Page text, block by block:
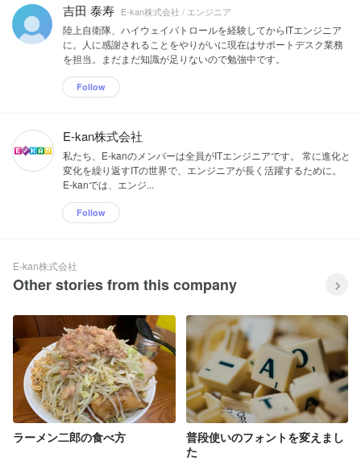
吉田 泰寿 E-kan株式会社 / エンジニア
陸上自衛隊、ハイウェイパトロールを経験してからITエンジニア
に。人に感謝されることをやりがいに現在はサポートデスク業務
を担当。まだまだ知識が足りないので勉強中です。
Follow
E-kan株式会社
私たち、E-kanのメンバーは全員がITエンジニアです。 常に進化と
変化を繰り返すITの世界で、エンジニアが長く活躍するために。
E-kanでは、エンジ...
Follow
E-kan株式会社
Other stories from this company
ラーメン二郎の食べ方
普段使いのフォントを変えまし
た